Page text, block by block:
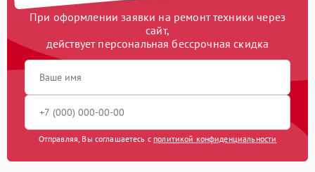
При оформлении заявки на ремонт техники через
сайт,
действует персональная бессрочная скидка
Отправляя, Вы соглашаетесь с политикой конфиденциальности